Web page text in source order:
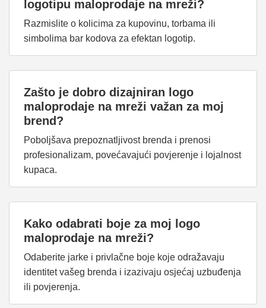
logotipu maloprodaje na mreži?
Razmislite o kolicima za kupovinu, torbama ili
simbolima bar kodova za efektan logotip.
Zašto je dobro dizajniran logo
maloprodaje na mreži važan za moj
brend?
Poboljšava prepoznatljivost brenda i prenosi
profesionalizam, povećavajući povjerenje i lojalnost
kupaca.
Kako odabrati boje za moj logo
maloprodaje na mreži?
Odaberite jarke i privlačne boje koje odražavaju
identitet vašeg brenda i izazivaju osjećaj uzbuđenja
ili povjerenja.